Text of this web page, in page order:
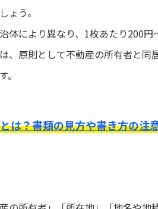
ょう。
により異なり、1枚あたり200円
、原則として不動産の所有者と
は？書類の見方や書き方の注